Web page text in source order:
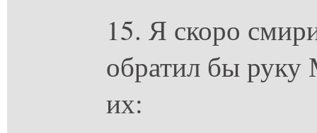
15. Я скоро
обратил бы
их: